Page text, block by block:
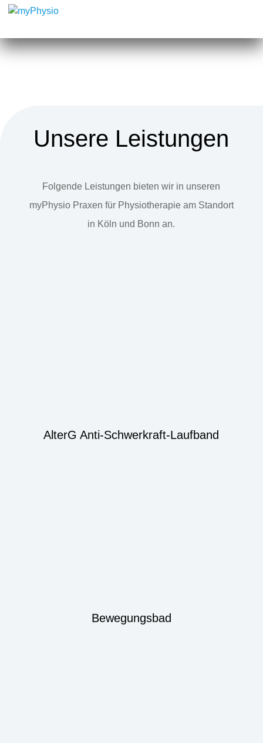
Unsere Leistungen
Folgende Leistungen bieten wir in unseren
myPhysio Praxen für Physiotherapie am Standort
in Köln und Bonn an.
AlterG Anti-Schwerkraft-Laufband
Bewegungsbad